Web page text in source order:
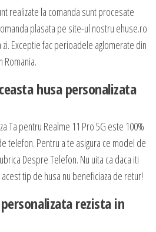
realizate la comanda sunt procesate
plasata pe site-ul nostru ehuse.ro
Exceptie fac perioadele aglomerate din
Romania.
husa personalizata
Ta pentru Realme 11 Pro 5G este 100%
telefon. Pentru a te asigura ce model de
Despre Telefon. Nu uita ca daca iti
tip de husa nu beneficiaza de retur!
rezista in